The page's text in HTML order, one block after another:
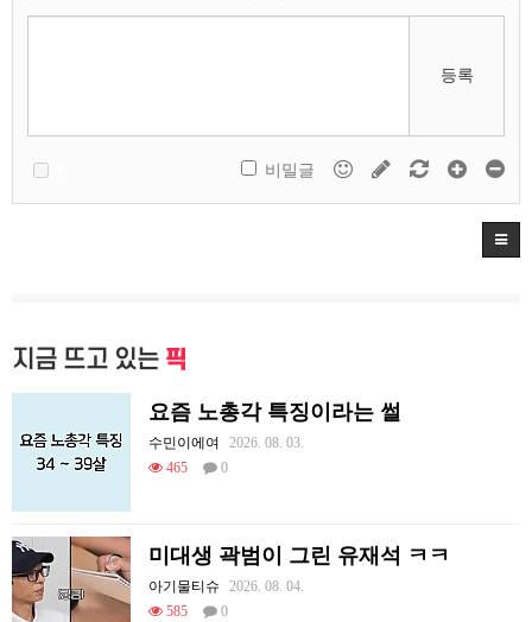
등록
비밀글
지금 뜨고 있는 픽
요즘 노총각 특징이라는 썰
수민이에여
2026. 08. 03.
465
0
미대생 곽범이 그린 유재석 ㅋㅋ
아기물티슈
2026. 08. 04.
585
0